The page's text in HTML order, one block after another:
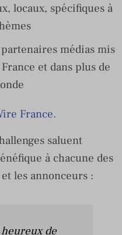
locaux, spécifiques à
partenaires médias mis
et dans plus de
France.
saluent
à chacune des
les annonceurs :
de